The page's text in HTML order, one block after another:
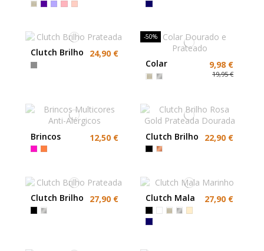
Clutch Brilho
Prateada
24,90 €
-50%
Colar
Dourado e
Prateado
9,98 €
19,95 €
Brincos
Multicores
Anti-
12,50 €
Clutch Brilho
Rosa Gold
Prateada
22,90 €
Clutch Brilho
Prateada
27,90 €
Clutch Mala
Marinho
27,90 €